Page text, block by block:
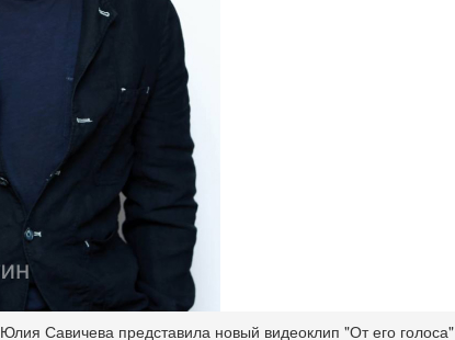
Юлия Савичева представила новый видеоклип "От его голоса"